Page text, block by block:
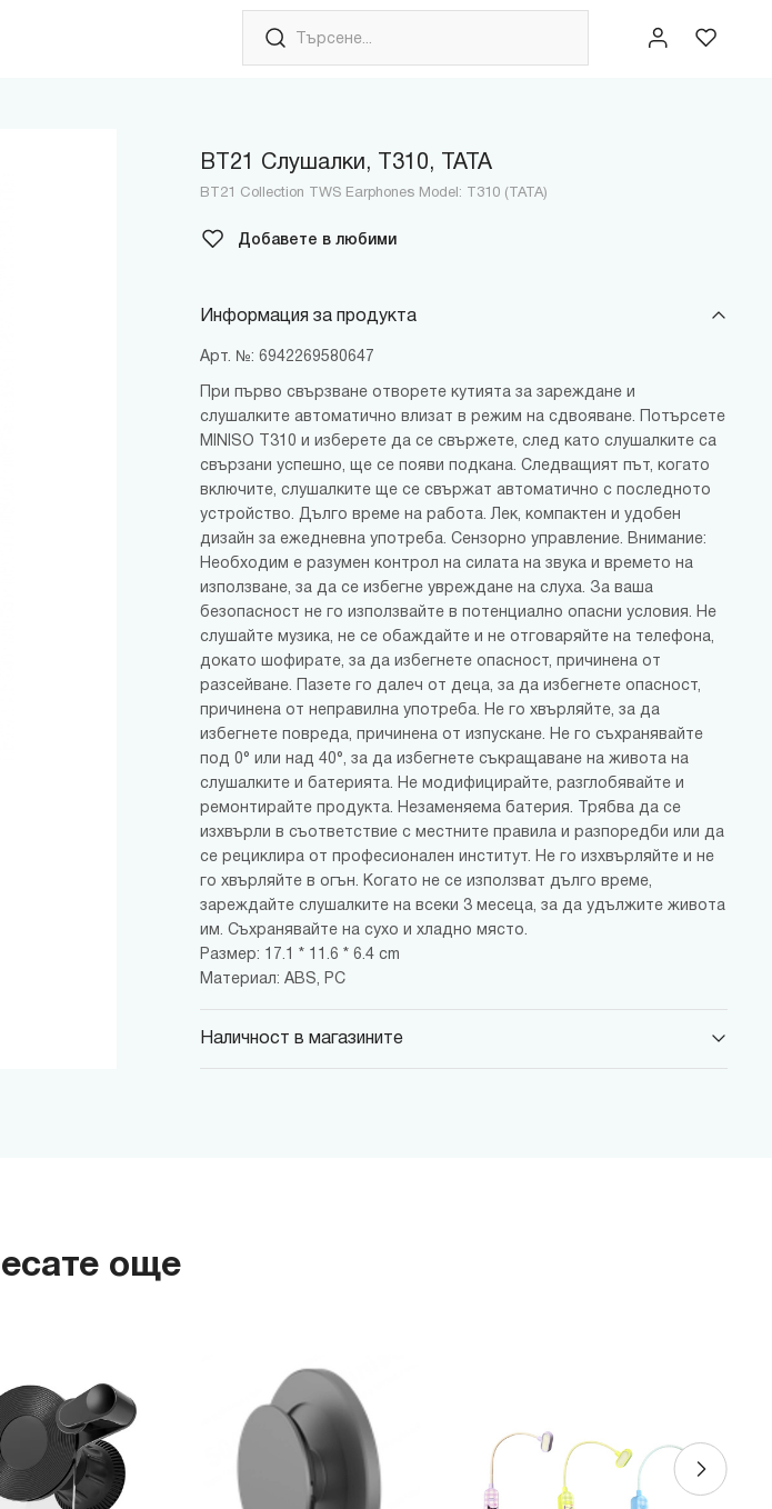
BT21 Слушалки, T310, TATA
BT21 Collection TWS Earphones Model: T310 (TATA)
Добавете в любими
Информация за продукта
Арт. №: 6942269580647
При първо свързване отворете кутията за зареждане и
слушалките автоматично влизат в режим на сдвояване. Потърсете
MINISO T310 и изберете да се свържете, след като слушалките са
свързани успешно, ще се появи подкана. Следващият път, когато
включите, слушалките ще се свържат автоматично с последното
устройство. Дълго време на работа. Лек, компактен и удобен
дизайн за ежедневна употреба. Сензорно управление. Внимание:
Необходим е разумен контрол на силата на звука и времето на
използване, за да се избегне увреждане на слуха. За ваша
безопасност не го използвайте в потенциално опасни условия. Не
слушайте музика, не се обаждайте и не отговаряйте на телефона,
докато шофирате, за да избегнете опасност, причинена от
разсейване. Пазете го далеч от деца, за да избегнете опасност,
причинена от неправилна употреба. Не го хвърляйте, за да
избегнете повреда, причинена от изпускане. Не го съхранявайте
под 0° или над 40°, за да избегнете съкращаване на живота на
слушалките и батерията. Не модифицирайте, разглобявайте и
ремонтирайте продукта. Незаменяема батерия. Трябва да се
изхвърли в съответствие с местните правила и разпоредби или да
се рециклира от професионален институт. Не го изхвърляйте и не
го хвърляйте в огън. Когато не се използват дълго време,
зареждайте слушалките на всеки 3 месеца, за да удължите живота
им. Съхранявайте на сухо и хладно място.
Размер: 17.1 * 11.6 * 6.4 cm
Материал: ABS, PC
Наличност в магазините
THE MALL
гр. София, бул. Цариградско шосе 115з
още